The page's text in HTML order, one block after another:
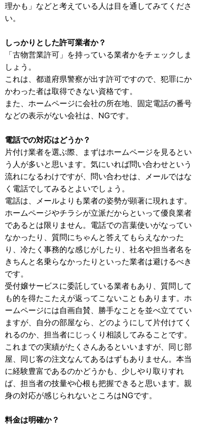
理かも」などと考えている人は目を通してみてくださ
い。
しっかりとした許可業者か？
「古物営業許可」を持っている業者かをチェックしま
しょう。
これは、都道府県警察が出す許可ですので、犯罪にか
かわった者は取得できない資格です。
また、ホームページに会社の所在地、固定電話の番号
などの表示がない会社は、NGです。
電話での対応はどうか？
片付け業者を選ぶ際、まずはホームページを見るとい
う人が多いと思います。気にいれば問い合わせという
流れになるわけですが、問い合わせは、メールではな
く電話でしてみるとよいでしょう。
電話は、メールよりも業者の姿勢が顕著に現れます。
ホームページやチラシが立派だからといって優良業者
であるとは限りません。電話での言葉使いがなってい
なかったり、質問にちゃんと答えてもらえなかった
り、冷たく事務的な感じがしたり、社名や担当者名を
きちんと名乗らなかったりといった業者は避けるべき
です。
受付嬢サービスに委託している業者もあり、質問して
も的を得たこたえが返ってこないこともあります。ホ
ームページには自画自賛、勝手なことを並べ立ててい
ますが、自分の部屋なら、どのようにして片付けてく
れるのか、担当者にじっくり相談してみることです。
これまでの実績がたくさんあるといいますが、同じ部
屋、同じ客の注文なんてあるはずもありません。本当
に経験豊富であるのかどうかも、少しやり取りすれ
ば、担当者の技量や心根も把握できると思います。親
身の対応が感じられないところはNGです。
料金は明確か？